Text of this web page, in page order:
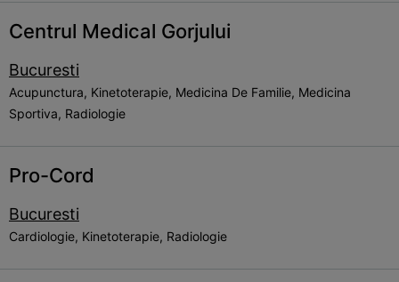
Centrul Medical Gorjului
Bucuresti
Acupunctura, Kinetoterapie, Medicina De Familie, Medicina
Sportiva, Radiologie
Pro-Cord
Bucuresti
Cardiologie, Kinetoterapie, Radiologie